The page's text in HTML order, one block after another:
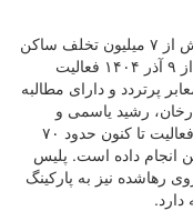
به گفته کشیر، از ابتدای سال ۱۴۰۴ تاکنون بیش از ۷ میلیون تخلف ساکن
در تهران اعمال قانون شده و «گروه ضربت» از ۹ آذر ۱۴۰۴ فعالیت
و دارای مطالبه
رشید یاسمی و
خیابان امام خمینی(ره) مستقر شده و از آغاز فعالیت تا کنون حدود ۷۰
داده است. پلیس
آذرماه امسال ۴۱۱ خودروی رهاشده نیز به پارکینگ